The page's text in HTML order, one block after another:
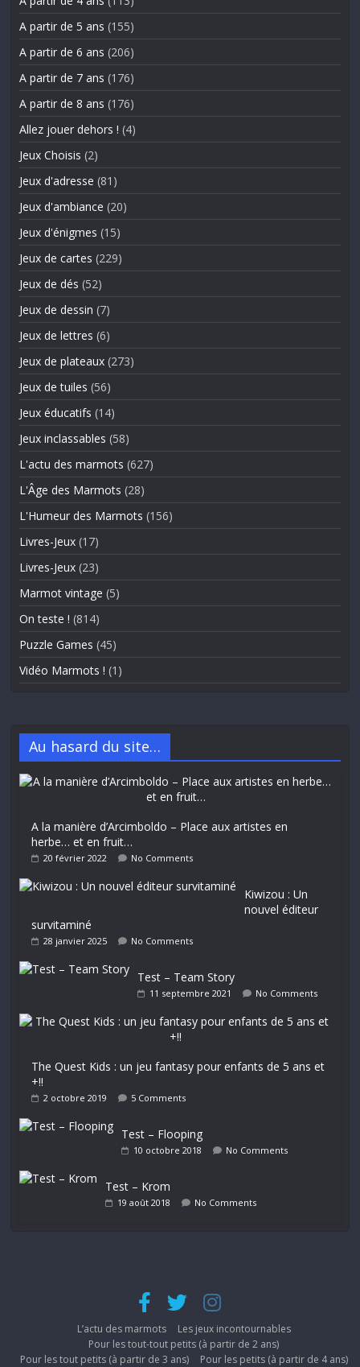
A partir de 5 ans (155)
A partir de 6 ans (206)
A partir de 7 ans (176)
A partir de 8 ans (176)
Allez jouer dehors ! (4)
Jeux Choisis (2)
Jeux d'adresse (81)
Jeux d'ambiance (20)
Jeux d'énigmes (15)
Jeux de cartes (229)
Jeux de dés (52)
Jeux de dessin (7)
Jeux de lettres (6)
Jeux de plateaux (273)
Jeux de tuiles (56)
Jeux éducatifs (14)
Jeux inclassables (58)
L'actu des marmots (627)
L'Âge des Marmots (28)
L'Humeur des Marmots (156)
Livres-Jeux (17)
Livres-Jeux (23)
Marmot vintage (5)
On teste ! (814)
Puzzle Games (45)
Vidéo Marmots ! (1)
Au hasard du site…
A la manière d’Arcimboldo – Place aux artistes en
herbe… et en fruit…
20 février 2022 No Comments
Kiwizou : Un
nouvel éditeur
survitaminé
28 janvier 2025 No Comments
Test – Team Story
11 septembre 2021 No Comments
The Quest Kids : un jeu fantasy pour enfants de 5 ans et
+!!
2 octobre 2019 5 Comments
Test – Flooping
10 octobre 2018 No Comments
Test – Krom
19 août 2018 No Comments
L’actu des marmots
Les jeux incontournables
Pour les tout-tout petits (à partir de 2 ans)
Pour les tout petits (à partir de 3 ans)
Pour les petits (à partir de 4 ans)